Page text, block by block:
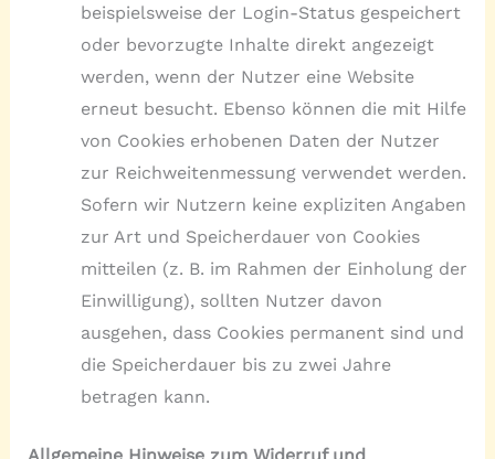
beispielsweise der Login-Status gespeichert
oder bevorzugte Inhalte direkt angezeigt
werden, wenn der Nutzer eine Website
erneut besucht. Ebenso können die mit Hilfe
von Cookies erhobenen Daten der Nutzer
zur Reichweitenmessung verwendet werden.
Sofern wir Nutzern keine expliziten Angaben
zur Art und Speicherdauer von Cookies
mitteilen (z. B. im Rahmen der Einholung der
Einwilligung), sollten Nutzer davon
ausgehen, dass Cookies permanent sind und
die Speicherdauer bis zu zwei Jahre
betragen kann.